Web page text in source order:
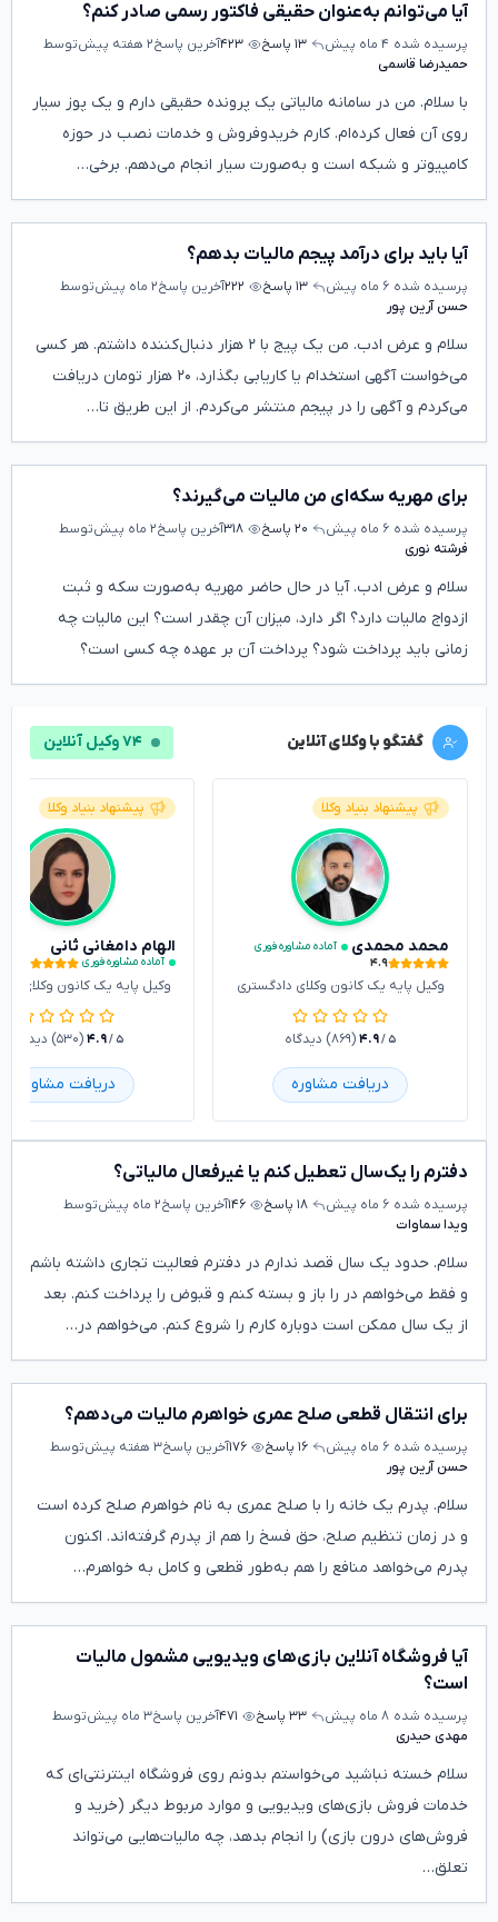
آیا می‌توانم به‌عنوان حقیقی فاکتور رسمی صادر کنم؟
پرسیده شده ۴ ماه پیش ۱۳ پاسخ ۴۲۳آخرین پاسخ۲ هفته پیش
توسط
حمیدرضا قاسمی
با سلام. من در سامانه مالیاتی یک پرونده حقیقی دارم و یک پوز سیار
روی آن فعال کرده‌ام. کارم خریدوفروش و خدمات نصب در حوزه
کامپیوتر و شبکه است و به‌صورت سیار انجام می‌دهم. برخی…
آیا باید برای درآمد پیجم مالیات بدهم؟
پرسیده شده ۶ ماه پیش ۱۳ پاسخ ۲۲۲آخرین پاسخ۲ ماه پیش
توسط
حسن آرین پور
سلام و عرض ادب. من یک پیج با ۲ هزار دنبال‌کننده داشتم. هر کسی
می‌خواست آگهی استخدام یا کاریابی بگذارد، ۲۰ هزار تومان دریافت
می‌کردم و آگهی را در پیجم منتشر می‌کردم. از این طریق تا…
برای مهریه سکه‌ای من مالیات می‌گیرند؟
پرسیده شده ۶ ماه پیش ۲۰ پاسخ ۳۱۸آخرین پاسخ۲ ماه پیش
توسط
فرشته نوری
سلام و عرض ادب. آیا در حال حاضر مهریه به‌صورت سکه و ثبت
ازدواج مالیات دارد؟ اگر دارد، میزان آن چقدر است؟ این مالیات چه
زمانی باید پرداخت شود؟ پرداخت آن بر عهده چه کسی است؟
گفتگو با وکلای آنلاین ۷۴ وکیل آنلاین
پیشنهاد بنیاد وکلا
محمد محمدی آماده مشاوره فوری
۴.۹
وکیل پایه یک کانون وکلای دادگستری
۴.۹/ ۵ (۸۶۹) دیدگاه
دریافت مشاوره
پیشنهاد بنیاد وکلا
الهام دامغانی ثانی
آماده مشاوره فوری
وکیل پایه یک کانون وکلای
۴.۹/ ۵ (۵۳۰) دیدگاه
دریافت مشاوره
دفترم را یک‌سال تعطیل کنم یا غیرفعال مالیاتی؟
پرسیده شده ۶ ماه پیش ۱۸ پاسخ ۱۴۶آخرین پاسخ۲ ماه پیش
توسط
ویدا سماوات
سلام. حدود یک سال قصد ندارم در دفترم فعالیت تجاری داشته باشم
و فقط می‌خواهم در را باز و بسته کنم و قبوض را پرداخت کنم. بعد
از یک سال ممکن است دوباره کارم را شروع کنم. می‌خواهم در…
برای انتقال قطعی صلح عمری خواهرم مالیات می‌دهم؟
پرسیده شده ۶ ماه پیش ۱۶ پاسخ ۱۷۶آخرین پاسخ۳ هفته پیش
توسط
حسن آرین پور
سلام. پدرم یک خانه را با صلح عمری به نام خواهرم صلح کرده است
و در زمان تنظیم صلح، حق فسخ را هم از پدرم گرفته‌اند. اکنون
پدرم می‌خواهد منافع را هم به‌طور قطعی و کامل به خواهرم…
آیا فروشگاه آنلاین بازی‌های ویدیویی مشمول مالیات
است؟
پرسیده شده ۸ ماه پیش ۳۳ پاسخ ۴۷۱آخرین پاسخ۳ ماه پیش
توسط
مهدی حیدری
سلام خسته نباشید می‌خواستم بدونم روی فروشگاه اینترنتی‌ای که
خدمات فروش بازی‌های ویدیویی و موارد مربوط دیگر (خرید و
فروش‌های درون بازی) را انجام بدهد، چه مالیات‌هایی می‌تواند
تعلق…